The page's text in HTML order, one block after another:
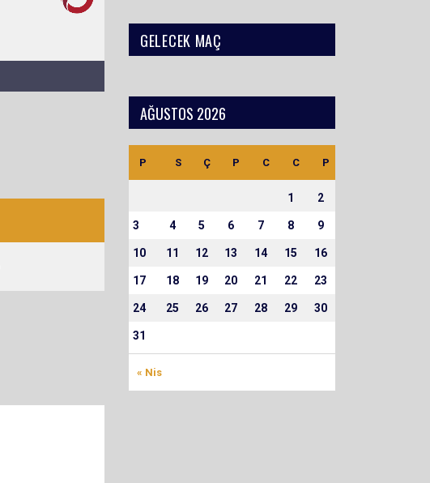
GELECEK MAÇ
AĞUSTOS 2026
P S Ç P C C P
« Nis
1 2
3 4 5 6 7 8 9
10 11 12 13 14 15 16
17 18 19 20 21 22 23
24 25 26 27 28 29 30
31